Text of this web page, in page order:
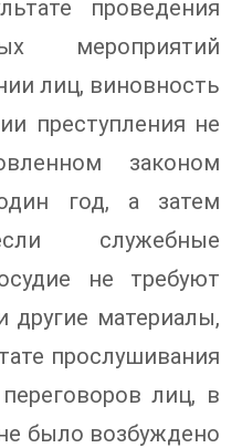
проведения
мероприятий
лиц, виновность
преступления не
законом
год, а затем
служебные
не требуют
материалы,
прослушивания
лиц, в
было возбуждено